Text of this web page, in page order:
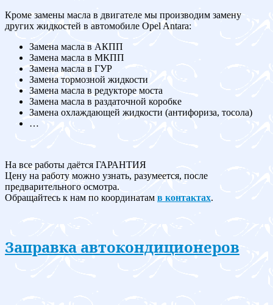
Кроме замены масла в двигателе мы производим замену
других жидкостей в автомобиле Opel Antara:
Замена масла в АКПП
Замена масла в МКПП
Замена масла в ГУР
Замена тормозной жидкости
Замена масла в редукторе моста
Замена масла в раздаточной коробке
Замена охлаждающей жидкости (антифориза, тосола)
…
На все работы даётся ГАРАНТИЯ
Цену на работу можно узнать, разумеется, после
предварительного осмотра.
Обращайтесь к нам по координатам в контактах.
Заправка автокондиционеров